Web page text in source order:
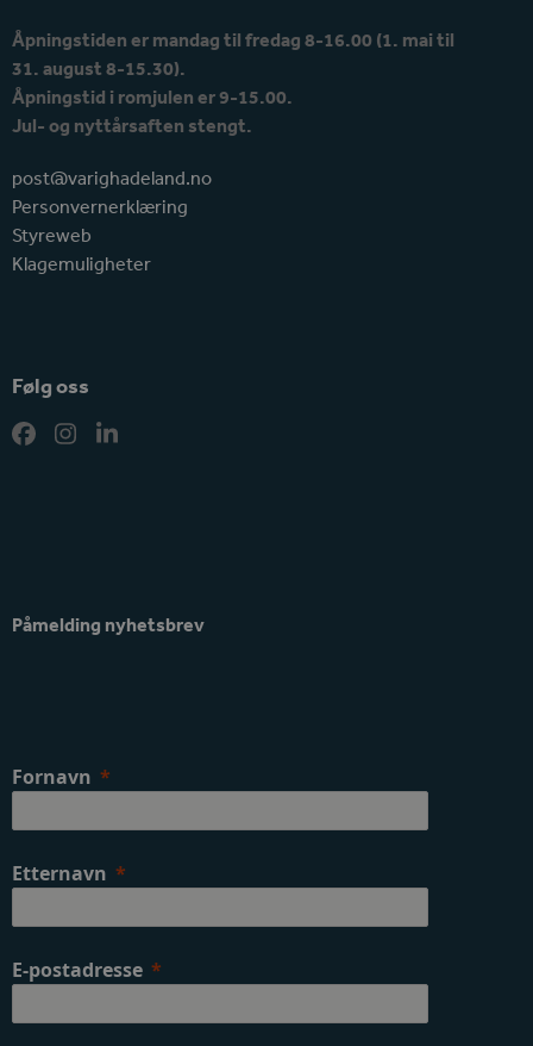
Åpningstiden er mandag til fredag 8-16.00 (1. mai til
31. august 8-15.30).
Åpningstid i romjulen er 9-15.00.
Jul- og nyttårsaften stengt.
post@varighadeland.no
Personvernerklæring
Styreweb
Klagemuligheter
Følg oss
Facebook
Instagram
LinkedIn
Påmelding nyhetsbrev
Fornavn
Etternavn
E-postadresse